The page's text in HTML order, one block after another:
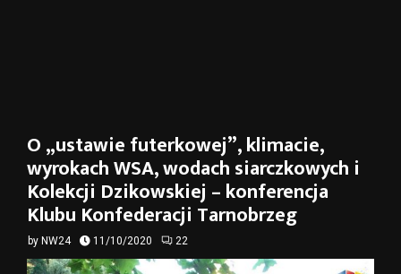
O „ustawie futerkowej”, klimacie,
wyrokach WSA, wodach siarczkowych i
Kolekcji Dzikowskiej – konferencja
Klubu Konfederacji Tarnobrzeg
by NW24 11/10/2020 22